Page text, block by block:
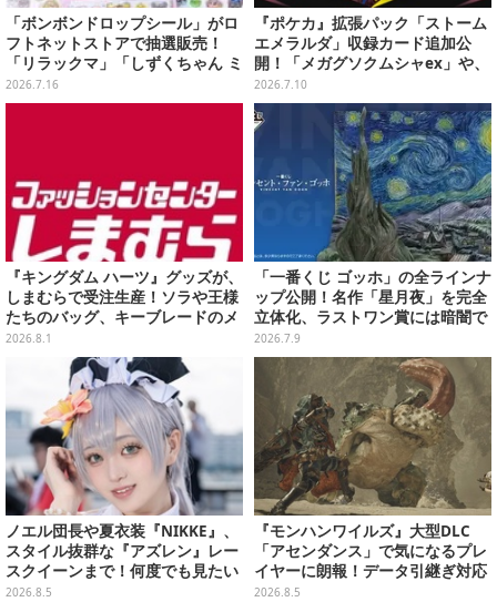
「ボンボンドロップシール」がロ
フトネットストアで抽選販売！
「リラックマ」「しずくちゃん ミ
ニ」など全12種をラインナップ
2026.7.16
『ポケカ』拡張パック「ストーム
エメラルダ」収録カード追加公
開！「メガグソクムシャex」や、
2枚1組で使うスタジアムがさらに
登場
2026.7.10
『キングダム ハーツ』グッズが、
しまむらで受注生産！ソラや王様
たちのバッグ、キーブレードのメ
ガネケースなど
2026.8.1
「一番くじ ゴッホ」の全ラインナ
ップ公開！名作「星月夜」を完全
立体化、ラストワン賞には暗闇で
ぼんやり光る“蓄光仕様Ver.”も
2026.7.9
ノエル団長や夏衣装『NIKKE』、
スタイル抜群な『アズレン』レー
スクイーンまで！何度でも見たい
「コミケ106」美女レイヤー【プ
2026.8.5
『モンハンワイルズ』大型DLC
「アセンダンス」で気になるプレ
イヤーに朗報！データ引継ぎ対応
の「序盤体験版」が本日8月5日配
2026.8.5